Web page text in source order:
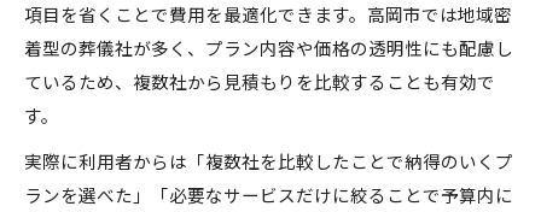
項目を省くことで費用を最適化できます。高岡市では地域密
着型の葬儀社が多く、プラン内容や価格の透明性にも配慮し
ているため、複数社から見積もりを比較することも有効で
す。
実際に利用者からは「複数社を比較したことで納得のいくプ
ランを選べた」「必要なサービスだけに絞ることで予算内に